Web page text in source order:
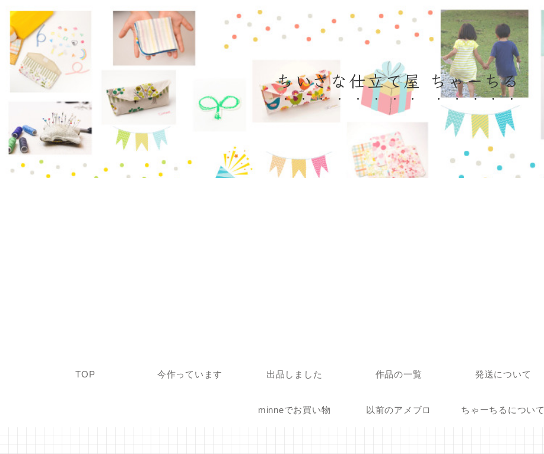
ちいさな仕立て屋 ちゃーちる
TOP 今作っています 出品しました 作品の一覧 発送について
minneでお買い物 以前のアメブロ ちゃーちるについて